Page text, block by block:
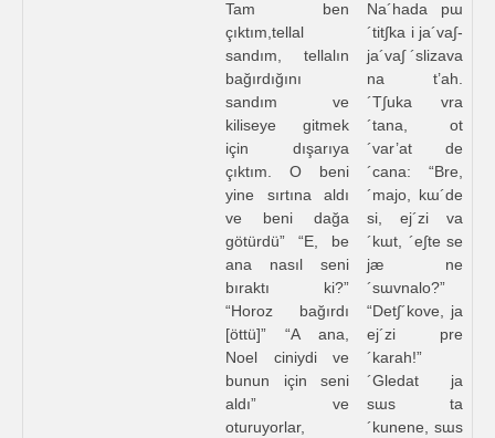
Tam ben
çıktım,tellal
sandım, tellalın
bağırdığını
sandım ve
kiliseye gitmek
için dışarıya
çıktım. O beni
yine sırtına aldı
ve beni dağa
götürdü” “E, be
ana nasıl seni
bıraktı ki?”
“Horoz bağırdı
[öttü]” “A ana,
Noel ciniydi ve
bunun için seni
aldı” ve
oturuyorlar,
Na´hada pɯ
´tit∫ka i ja´va∫-
ja´va∫ ´slizava
na t’ah.
´T∫uka vra
´tana, ot
´var’at de
´cana: “Bre,
´majo, kɯ´de
si, ej´zi va
´kɯt, ´e∫te se
jæ ne
´sɯvnalo?”
“Det∫´kove, ja
ej´zi pre
´karah!”
´Gledat ja
sɯs ta
´kunene, sɯs